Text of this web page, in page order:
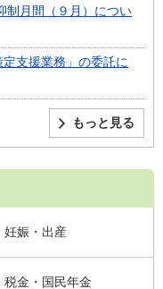
制月間（９月）につい
定支援業務」の委託に
もっと見る
妊娠・出産
税金・国民年金